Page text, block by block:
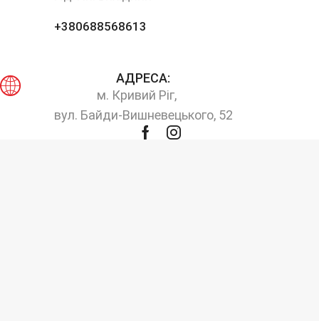
+380688568613
АДРЕСА:
м. Кривий Ріг,
вул. Байди-Вишневецького, 52
FacebookInstagram